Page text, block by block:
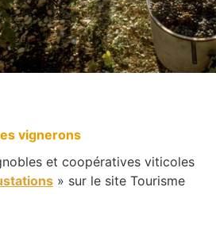
vignerons
et coopératives viticoles
» sur le site Tourisme